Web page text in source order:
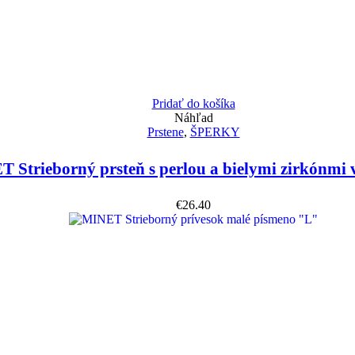
Pridať do košíka
Náhľad
Prstene, ŠPERKY
Strieborný prsteň s perlou a bielymi zirkónmi
€26.40